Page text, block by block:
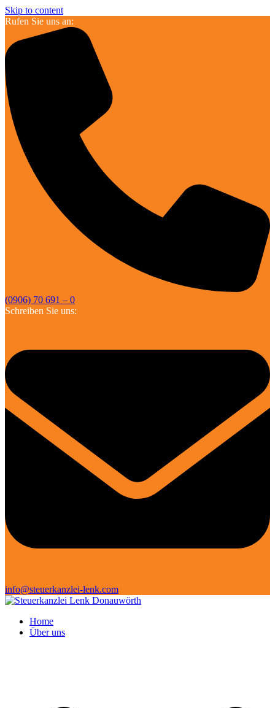
Skip to content
Rufen Sie uns an:
(0906) 70 691 – 0
Schreiben Sie uns:
info@steuerkanzlei-lenk.com
Home
Über uns